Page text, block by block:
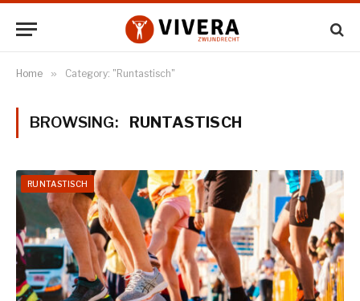
Home » Category: "Runtastisch"
BROWSING: RUNTASTISCH
RUNTASTISCH